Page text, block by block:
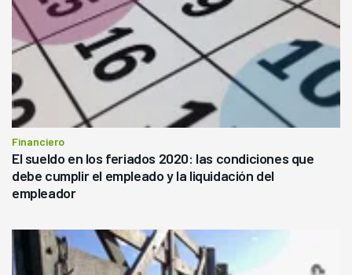
Financiero
El sueldo en los feriados 2020: las condiciones que
debe cumplir el empleado y la liquidación del
empleador